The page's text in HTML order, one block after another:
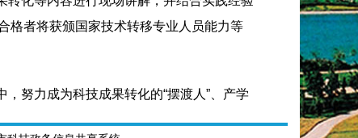
格者将获颁国家技术转移专业人员能力等
努力成为科技成果转化的“摆渡人”、产学